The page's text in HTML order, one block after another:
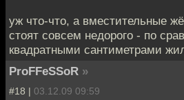
уж что-что, а вместительные
стоят совсем недорого - по
квадратными сантиметрами
ProFFeSSoR »
#18 | 03.12.09 09:59